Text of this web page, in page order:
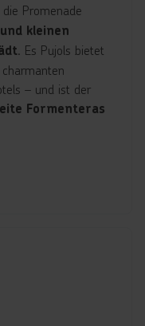
Promenade
kleinen
. Es Pujols bietet
– und ist der
Formenteras